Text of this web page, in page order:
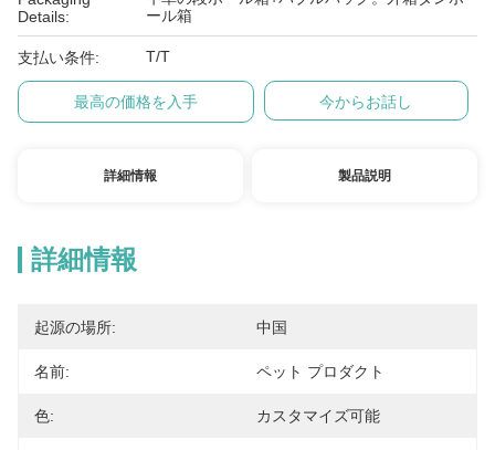
Details:
ール箱
支払い条件: T/T
最高の価格を入手 今からお話し
詳細情報 製品説明
詳細情報
起源の場所: 中国
名前: ペット プロダクト
色: カスタマイズ可能